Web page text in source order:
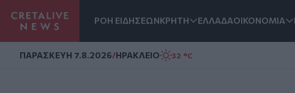
ΡΟΗ ΕΙΔΗΣΕΩΝΚΡΗΤΗ ΕΛΛΑΔΑΟΙΚΟΝΟΜΙΑ
ΠΑΡΑΣΚΕΥΗ 7.8.2026/ΗΡΑΚΛΕΙΟ 32 °C